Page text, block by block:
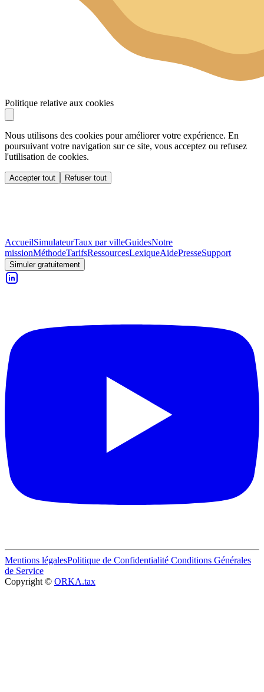
Politique relative aux cookies
Nous utilisons des cookies pour améliorer votre expérience. En
poursuivant votre navigation sur ce site, vous acceptez ou refusez
l'utilisation de cookies.
Accepter tout Refuser tout
AccueilSimulateurTaux par villeGuidesNotre
missionMéthodeTarifsRessourcesLexiqueAidePresseSupport
Simuler gratuitement
Mentions légalesPolitique de Confidentialité Conditions Générales
de Service
Copyright © ORKA.tax